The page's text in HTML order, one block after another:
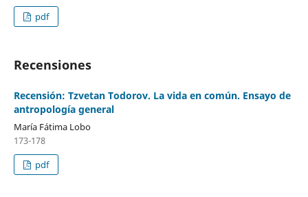
pdf
Recensiones
Recensión: Tzvetan Todorov. La vida en común. Ensayo de
antropología general
María Fátima Lobo
173-178
pdf